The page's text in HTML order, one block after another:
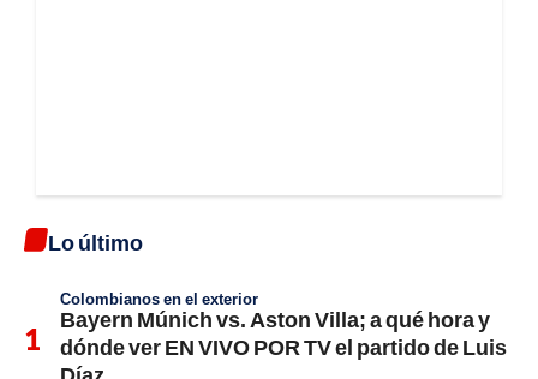
Lo último
Colombianos en el exterior
Bayern Múnich vs. Aston Villa; a qué hora y
dónde ver EN VIVO POR TV el partido de Luis